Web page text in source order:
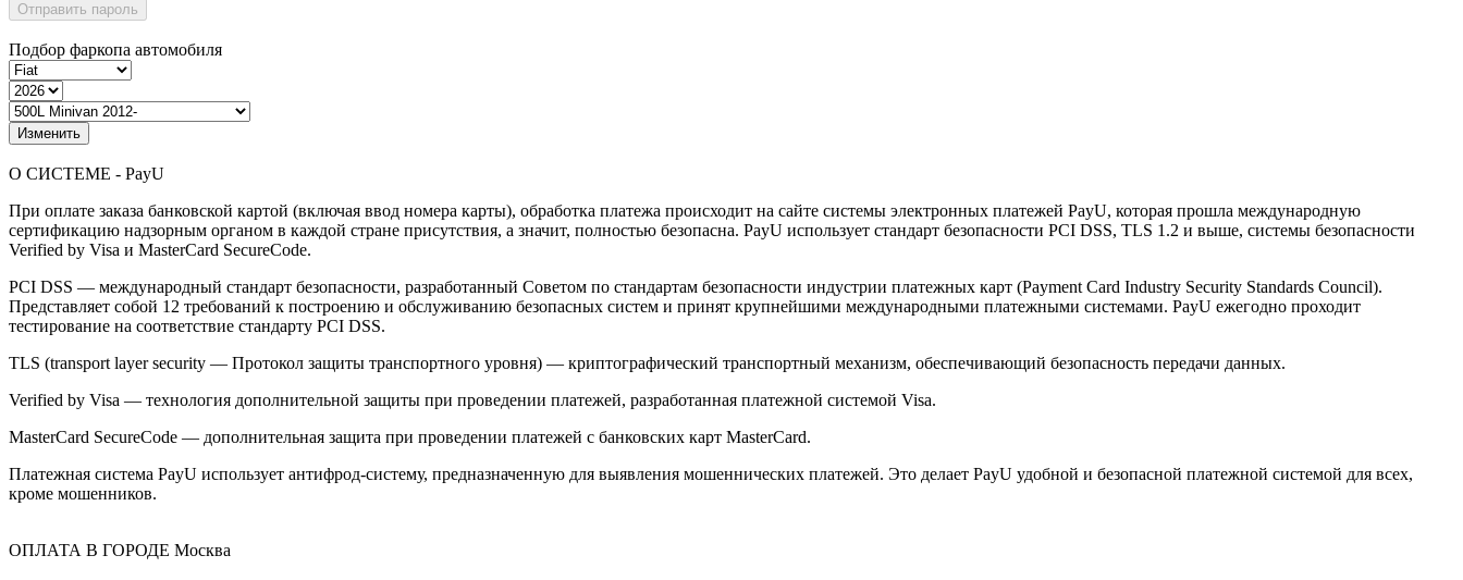
Отправить пароль
Подбор фаркопа автомобиля
Изменить
О СИСТЕМЕ - PayU
При оплате заказа банковской картой (включая ввод номера карты), обработка платежа происходит на сайте системы электронных платежей PayU, которая прошла международную
сертификацию надзорным органом в каждой стране присутствия, а значит, полностью безопасна. PayU использует стандарт безопасности PCI DSS, TLS 1.2 и выше, системы безопасности
Verified by Visa и MasterCard SecureCode.
PCI DSS — международный стандарт безопасности, разработанный Советом по стандартам безопасности индустрии платежных карт (Payment Card Industry Security Standards Council).
Представляет собой 12 требований к построению и обслуживанию безопасных систем и принят крупнейшими международными платежными системами. PayU ежегодно проходит
тестирование на соответствие стандарту PCI DSS.
TLS (transport layer security — Протокол защиты транспортного уровня) — криптографический транспортный механизм, обеспечивающий безопасность передачи данных.
Verified by Visa — технология дополнительной защиты при проведении платежей, разработанная платежной системой Visa.
MasterCard SecureCode — дополнительная защита при проведении платежей с банковских карт MasterCard.
Платежная система PayU использует антифрод-систему, предназначенную для выявления мошеннических платежей. Это делает PayU удобной и безопасной платежной системой для всех,
кроме мошенников.
ОПЛАТА В ГОРОДЕ Москва